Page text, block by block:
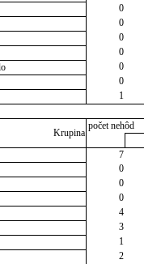
0
0
0
0
0
0
1
Krupina
počet nehôd
7
0
0
0
4
3
1
2